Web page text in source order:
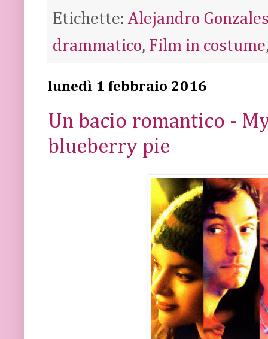
Etichette:Alejandro
drammatico, Film in costume
lunedì 1 febbraio 2016
Un bacio romantico -
blueberry pie